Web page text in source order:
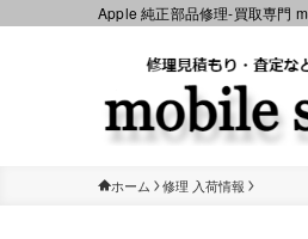
Apple 純正部品修理-買取専門
ホーム 修理 入荷情報